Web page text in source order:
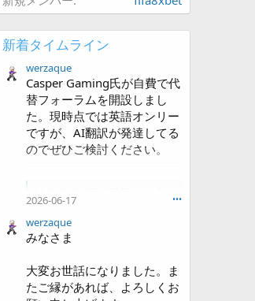
新着タイムライン
werzaque
Casper Gaming氏が自費で代
替フォーラムを開設しまし
た。現時点では英語オンリー
ですが、AI翻訳が発達してる
のでぜひご検討ください。
Welcome to RM Planet HI all, I
am glad you...
forum.rmplanet.com
2026-06-17 •••
werzaque
みなさま
大変お世話になりました。ま
たご縁があれば、よろしくお